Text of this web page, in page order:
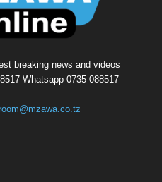
breaking news and videos
Whatsapp 0735 088517